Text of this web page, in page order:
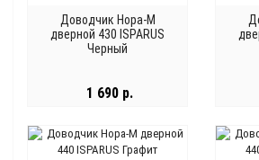
Доводчик Нора-М
дверной 430 ISPARUS
Черный
1 690 р.